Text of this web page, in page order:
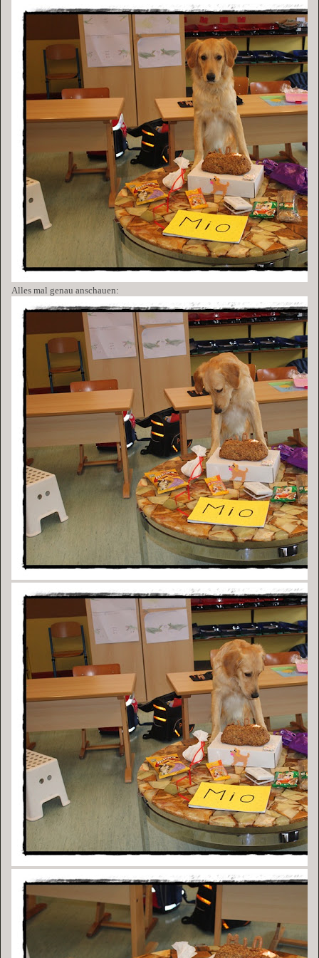
Alles mal genau anschauen: